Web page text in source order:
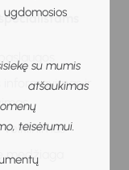
ugdomosios
su mumis
teisėtumui.
informavimas ir
veiklinimas